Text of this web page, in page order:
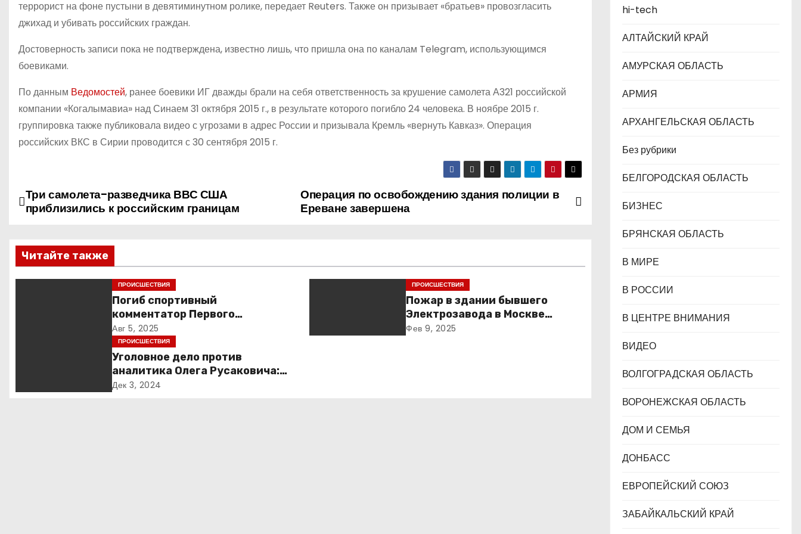
террорист на фоне пустыни в девятиминутном ролике, передает Reuters. Также он призывает «братьев» провозгласить
джихад и убивать российских граждан.
Достоверность записи пока не подтверждена, известно лишь, что пришла она по каналам Telegram, использующимся
боевиками.
По данным Ведомостей, ранее боевики ИГ дважды брали на себя ответственность за крушение самолета А321 российской
компании «Когалымавиа» над Синаем 31 октября 2015 г., в результате которого погибло 24 человека. В ноябре 2015 г.
группировка также публиковала видео с угрозами в адрес России и призывала Кремль «вернуть Кавказ». Операция
российских ВКС в Сирии проводится с 30 сентября 2015 г.
Н
в
и
я
Операция по освобождению здания полиции в
Ереване завершена
Три самолета-разведчика ВВС США
приблизились к российским границам
Читайте также
ПРОИСШЕСТВИЯ
Погиб спортивный
комментатор Первого
Александр Гришин
Авг 5, 2025
ПРОИСШЕСТВИЯ
Пожар в здании бывшего
Электрозавода в Москве
успешно ликвидирован
Фев 9, 2025
ПРОИСШЕСТВИЯ
Уголовное дело против
аналитика Олега Русаковича:
обвинения, вымогательство и
Дек 3, 2024
hi-tech
АЛТАЙСКИЙ КРАЙ
АМУРСКАЯ ОБЛАСТЬ
АРМИЯ
АРХАНГЕЛЬСКАЯ ОБЛАСТЬ
Без рубрики
БЕЛГОРОДСКАЯ ОБЛАСТЬ
БИЗНЕС
БРЯНСКАЯ ОБЛАСТЬ
В МИРЕ
В РОССИИ
В ЦЕНТРЕ ВНИМАНИЯ
ВИДЕО
ВОЛГОГРАДСКАЯ ОБЛАСТЬ
ВОРОНЕЖСКАЯ ОБЛАСТЬ
ДОМ И СЕМЬЯ
ДОНБАСС
ЕВРОПЕЙСКИЙ СОЮЗ
ЗАБАЙКАЛЬСКИЙ КРАЙ